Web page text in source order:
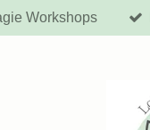
Workshops